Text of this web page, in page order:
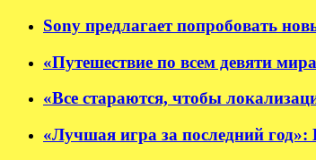
Sony предлагает попробовать
«Путешествие по всем девяти
«Все стараются, чтобы
«Лучшая игра за последний